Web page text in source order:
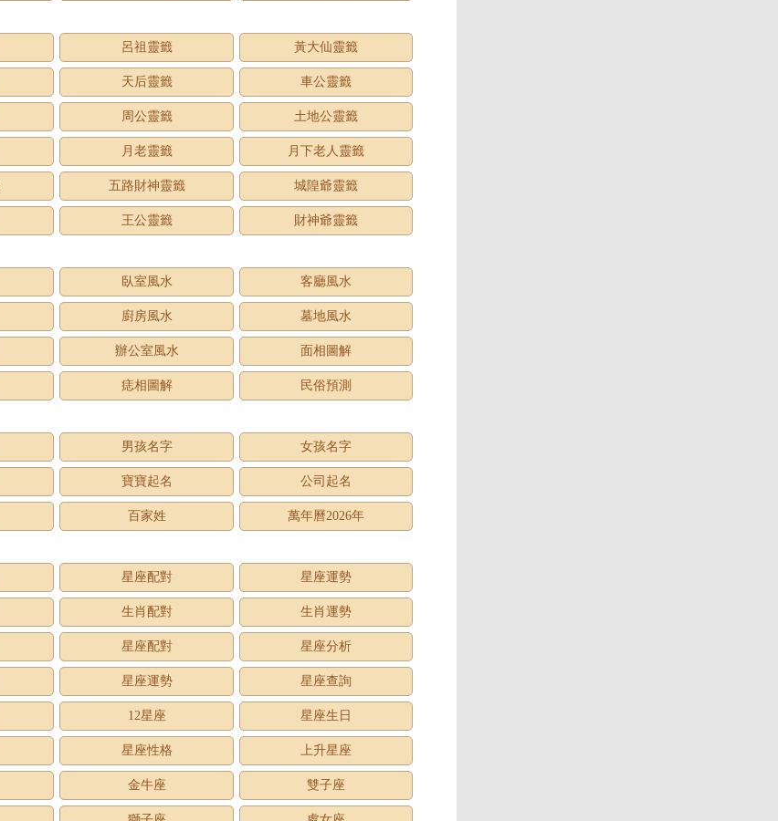
呂祖靈籤 黃大仙靈籤
天后靈籤 車公靈籤
周公靈籤 土地公靈籤
月老靈籤 月下老人靈籤
五路財神靈籤 城隍爺靈籤
王公靈籤 財神爺靈籤
臥室風水 客廳風水
廚房風水 墓地風水
辦公室風水 面相圖解
痣相圖解 民俗預測
男孩名字 女孩名字
寶寶起名 公司起名
百家姓 萬年曆2026年
星座配對 星座運勢
生肖配對 生肖運勢
星座配對 星座分析
星座運勢 星座查詢
12星座 星座生日
星座性格 上升星座
金牛座 雙子座